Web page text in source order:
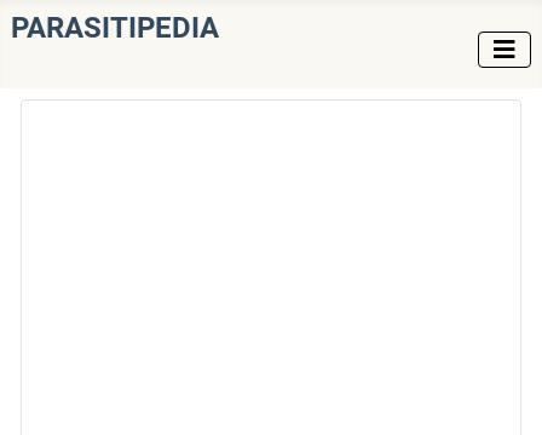
PARASITIPEDIA